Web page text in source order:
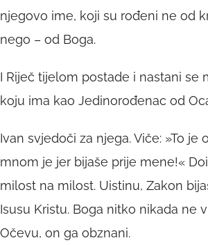
njegovo ime, koji su rođeni ne od
nego – od Boga.
I Riječ tijelom postade i nastani
koju ima kao Jedinorođenac od
Ivan svjedoči za njega. Viče: »To
mnom je jer bijaše prije mene!«
milost na milost. Uistinu, Zakon
Isusu Kristu. Boga nitko nikada ne
Očevu, on ga obznani.